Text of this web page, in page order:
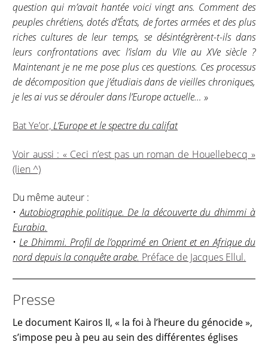
question qui m’avait hantée voici vingt ans. Comment des
peuples chrétiens, dotés d’États, de fortes armées et des plus
riches cultures de leur temps, se désintégrèrent-t-ils dans
leurs confrontations avec l’islam du VIIe au XVe siècle ?
Maintenant je ne me pose plus ces questions. Ces processus
de décomposition que j’étudiais dans de vieilles chroniques,
je les ai vus se dérouler dans l’Europe actuelle… »
Bat Ye’or,L’Europe et le spectre du califat
Voir aussi : « Ceci n’est pas un roman de Houellebecq »
(lien ^)
Du même auteur :
•Autobiographie politique. De la découverte du dhimmi à
Eurabia.
•Le Dhimmi. Profil de l’opprimé en Orient et en Afrique du
nord depuis la conquête arabe. Préface de Jacques Ellul.
Presse
Le document Kairos II, « la foi à l’heure du génocide »,
s’impose peu à peu au sein des différentes églises